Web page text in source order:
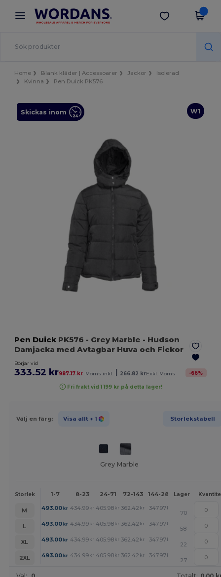
× Wordans-app
Bättre priser i appen!
Hämta app
Home Blank kläder | Accessoarer Jackor
Isolerad
Kvinna
Pen Duick PK576
W1
Skickas inom
Pen Duick PK576 - Grey Marble - Hudson
Damjacka med Avtagbar Huva och Fickor
Börjar vid
333.52 kr987.17 kr Moms inkl. 266.82 krExkl. Moms -66%
Fri frakt vid 1 199 kr på detta lager!
Välj en färg: Visa allt + 1 Storlekstabell
Grey Marble
Storlek 1-7 8-23 24-71 72-143 144-287 288 + Mer
Lager
M 493.00kr 434.99 kr 405.98 kr 362.42 kr 347.97 +
70
L
493.00kr 434.99 kr 405.98 kr 362.42 kr 347.97 +
58
XL
493.00kr 434.99 kr 405.98 kr 362.42 kr 347.97 +
22
2XL
493.00kr 434.99 kr 405.98 kr 362.42 kr 347.97 +
27